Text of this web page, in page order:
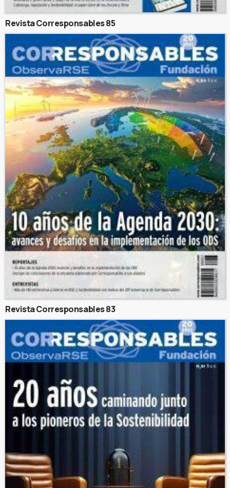
Revista Corresponsables 85
Revista Corresponsables 83